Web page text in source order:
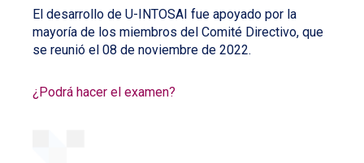
El desarrollo de U-INTOSAI fue apoyado por la
mayoría de los miembros del Comité Directivo, que
se reunió el 08 de noviembre de 2022.
¿Podrá hacer el examen?